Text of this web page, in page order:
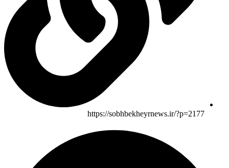
https://sobhbekheyrnews.ir/?p=2177